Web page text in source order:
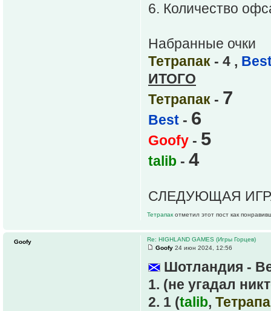
6. Количество
Набранные очки
Тетрапак - 4 ,
ИТОГО
Тетрапак - 7
Best - 6
Goofy - 5
talib - 4
СЛЕДУЮЩАЯ
Тетрапак отметил этот пост как
Re: HIGHLAND GAMES (Игры Горцев)
Goofy 24 июн 2024, 12:56
Шотландия -
1. (не угадал
2. 1 (talib,
Goofy